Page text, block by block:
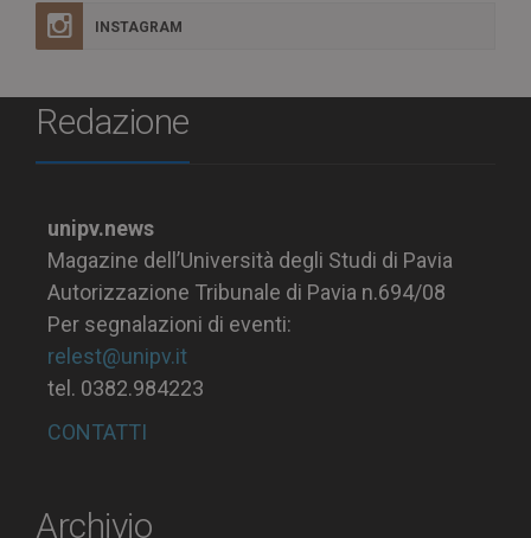
INSTAGRAM
Redazione
unipv.news
Magazine dell’Università degli Studi di Pavia
Autorizzazione Tribunale di Pavia n.694/08
Per segnalazioni di eventi:
relest@unipv.it
tel. 0382.984223
CONTATTI
Archivio